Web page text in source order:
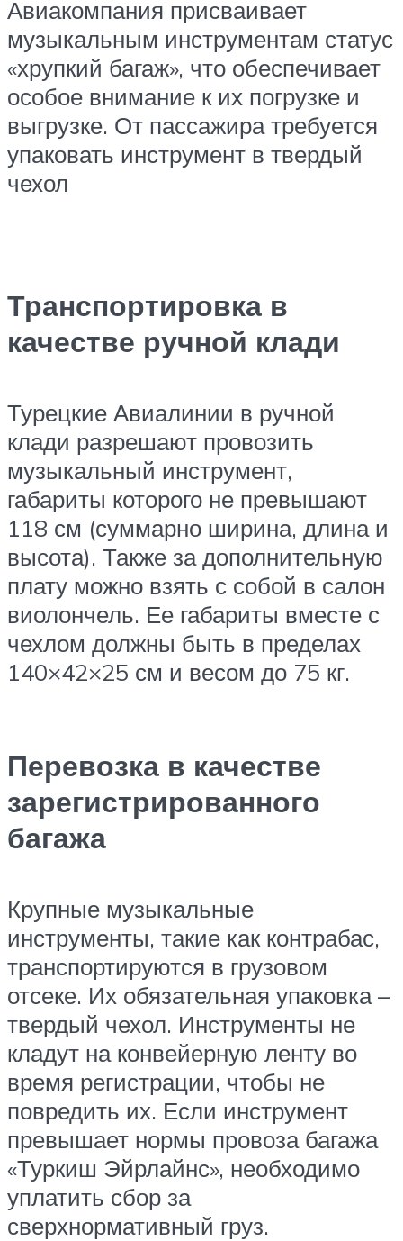
Авиакомпания присваивает
музыкальным инструментам статус
«хрупкий багаж», что обеспечивает
особое внимание к их погрузке и
выгрузке. От пассажира требуется
упаковать инструмент в твердый
чехол
Транспортировка в
качестве ручной клади
Турецкие Авиалинии в ручной
клади разрешают провозить
музыкальный инструмент,
габариты которого не превышают
118 см (суммарно ширина, длина и
высота). Также за дополнительную
плату можно взять с собой в салон
виолончель. Ее габариты вместе с
чехлом должны быть в пределах
140×42×25 см и весом до 75 кг.
Перевозка в качестве
зарегистрированного
багажа
Крупные музыкальные
инструменты, такие как контрабас,
транспортируются в грузовом
отсеке. Их обязательная упаковка –
твердый чехол. Инструменты не
кладут на конвейерную ленту во
время регистрации, чтобы не
повредить их. Если инструмент
превышает нормы провоза багажа
«Туркиш Эйрлайнс», необходимо
уплатить сбор за
сверхнормативный груз.